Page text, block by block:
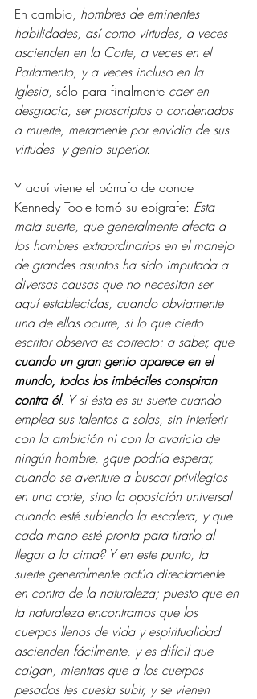
En cambio, hombres de eminentes
habilidades, así como virtudes, a veces
ascienden en la Corte, a veces en el
Parlamento, y a veces incluso en la
Iglesia, sólo para finalmente caer en
desgracia, ser proscriptos o condenados
a muerte, meramente por envidia de sus
virtudes  y genio superior.
Y aquí viene el párrafo de donde
Kennedy Toole tomó su epígrafe: Esta
mala suerte, que generalmente afecta a
los hombres extraordinarios en el manejo
de grandes asuntos ha sido imputada a
diversas causas que no necesitan ser
aquí establecidas, cuando obviamente
una de ellas ocurre, si lo que cierto
escritor observa es correcto: a saber, que
cuando un gran genio aparece en el
mundo, todos los imbéciles conspiran
contra él. Y si ésta es su suerte cuando
emplea sus talentos a solas, sin interferir
con la ambición ni con la avaricia de
ningún hombre, ¿que podría esperar,
cuando se aventure a buscar privilegios
en una corte, sino la oposición universal
cuando esté subiendo la escalera, y que
cada mano esté pronta para tirarlo al
llegar a la cima? Y en este punto, la
suerte generalmente actúa directamente
en contra de la naturaleza; puesto que en
la naturaleza encontramos que los
cuerpos llenos de vida y espiritualidad
ascienden fácilmente, y es difícil que
caigan, mientras que a los cuerpos
pesados les cuesta subir, y se vienen